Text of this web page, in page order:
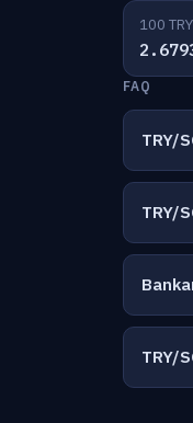
100
FAQ
TRY/
TRY/
TRY/